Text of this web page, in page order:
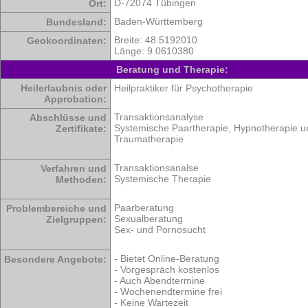
Ort:
D-72074 Tübingen
Bundesland:
Baden-Württemberg
Geokoordinaten:
Breite: 48.5192010
Länge: 9.0610380
Beratung und Therapie:
Heilerlaubnis oder
Approbation:
Heilpraktiker für Psychotherapie
Abschlüsse und
Zertifikate:
Transaktionsanalyse
Systemische Paartherapie, Hypnotherapie
Traumatherapie
Verfahren und
Methoden:
Transaktionsanalse
Systemische Therapie
Problembereiche und
Zielgruppen:
Paarberatung
Sexualberatung
Sex- und Pornosucht
Besondere Angebote:
- Bietet Online-Beratung
- Vorgespräch kostenlos
- Auch Abendtermine
- Wochenendtermine frei
- Keine Wartezeit